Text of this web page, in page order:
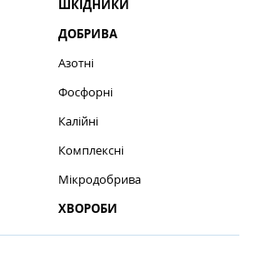
ШКІДНИКИ
ДОБРИВА
Азотні
Фосфорні
Калійні
Комплексні
Мікродобрива
ХВОРОБИ